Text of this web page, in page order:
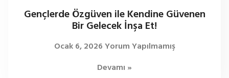
Gençlerde Özgüven ile Kendine Güvenen
Bir Gelecek İnşa Et!
Ocak 6, 2026Yorum Yapılmamış
Devamı »